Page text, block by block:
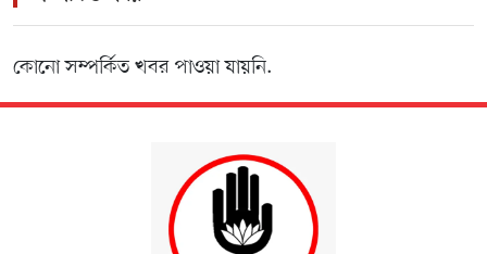
কোনো সম্পর্কিত খবর পাওয়া যায়নি.